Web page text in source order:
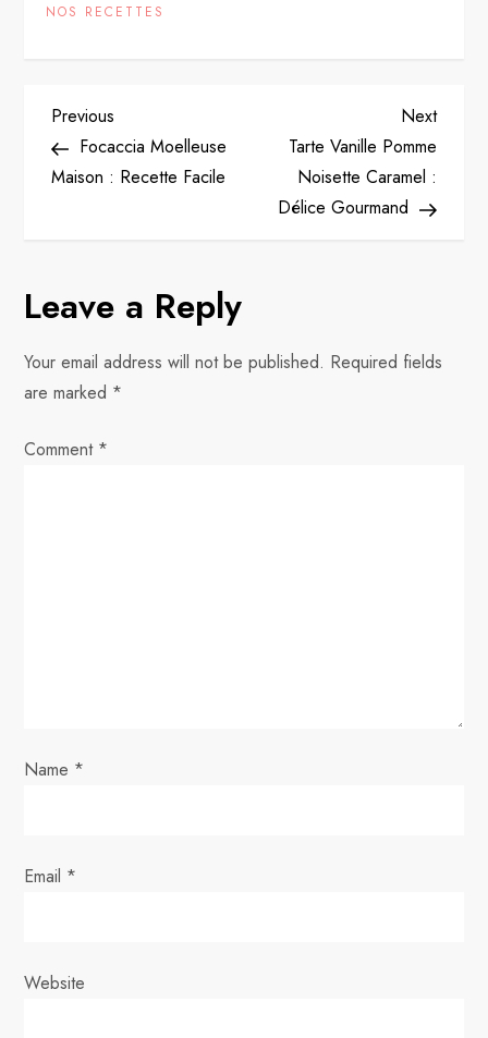
NOS RECETTES
P
o
n
a
v
n
Previous
Post
Previous
Focaccia Moelleuse
Maison : Recette Facile
Next
Post
Next
Tarte Vanille Pomme
Noisette Caramel :
Délice Gourmand
Leave a Reply
Your email address will not be published. Required fields
are marked *
Comment *
Name *
Email *
Website